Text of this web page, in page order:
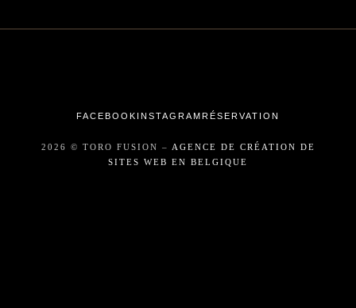
FACEBOOK INSTAGRAMRÉSERVATION
2026 © TORO FUSION – AGENCE DE CRÉATION DE
SITES WEB EN BELGIQUE